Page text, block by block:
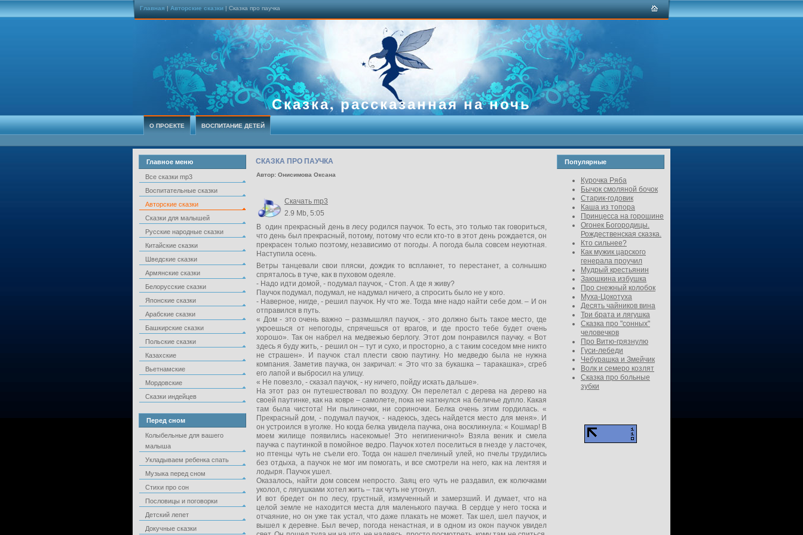
Главная | Авторские сказки | Сказка про паучка
Сказка, рассказанная на ночь
О ПРОЕКТЕ ВОСПИТАНИЕ ДЕТЕЙ
Главное меню
Все сказки mp3
Воспитательные сказки
Авторские сказки
Сказки для малышей
Русские народные сказки
Китайские сказки
Шведские сказки
Армянские сказки
Белорусские сказки
Японские сказки
Арабские сказки
Башкирские сказки
Польские сказки
Казахские
Вьетнамские
Мордовские
Сказки индейцев
Перед сном
Колыбельные для вашего
малыша
Укладываем ребенка спать
Музыка перед сном
Стихи про сон
Пословицы и поговорки
Детский лепет
Докучные сказки
СКАЗКА ПРО ПАУЧКА
Автор: Онисимова Оксана
Скачать mp3
2.9 Mb, 5:05
В один прекрасный день в лесу родился паучок. То есть, это только так говориться,
что день был прекрасный, потому, потому что если кто-то в этот день рождается, он
прекрасен только поэтому, независимо от погоды. А погода была совсем неуютная.
Наступила осень.
Ветры танцевали свои пляски, дождик то всплакнет, то перестанет, а солнышко
спряталось в туче, как в пуховом одеяле.
- Надо идти домой, - подумал паучок, - Стоп. А где я живу?
Паучок подумал, подумал, не надумал ничего, а спросить было не у кого.
- Наверное, нигде, - решил паучок. Ну что же. Тогда мне надо найти себе дом. – И он
отправился в путь.
« Дом - это очень важно – размышлял паучок, - это должно быть такое место, где
укроешься от непогоды, спрячешься от врагов, и где просто тебе будет очень
хорошо». Так он набрел на медвежью берлогу. Этот дом понравился паучку. « Вот
здесь я буду жить, - решил он – тут и сухо, и просторно, а с таким соседом мне никто
не страшен». И паучок стал плести свою паутину. Но медведю была не нужна
компания. Заметив паучка, он закричал: « Это что за букашка – таракашка», сгреб
его лапой и выбросил на улицу.
« Не повезло, - сказал паучок, - ну ничего, пойду искать дальше».
На этот раз он путешествовал по воздуху. Он перелетал с дерева на дерево на
своей паутинке, как на ковре – самолете, пока не наткнулся на беличье дупло. Какая
там была чистота! Ни пылиночки, ни сориночки. Белка очень этим гордилась. «
Прекрасный дом, - подумал паучок, - надеюсь, здесь найдется место для меня». И
он устроился в уголке. Но когда белка увидела паучка, она воскликнула: « Кошмар! В
моем жилище появились насекомые! Это негигиенично!» Взяла веник и смела
паучка с паутинкой в помойное ведро. Паучок хотел поселиться в гнезде у ласточек,
но птенцы чуть не съели его. Тогда он нашел пчелиный улей, но пчелы трудились
без отдыха, а паучок не мог им помогать, и все смотрели на него, как на лентяя и
лодыря. Паучок ушел.
Оказалось, найти дом совсем непросто. Заяц его чуть не раздавил, еж колючками
уколол, с лягушками хотел жить – так чуть не утонул.
И вот бредет он по лесу, грустный, измученный и замерзший. И думает, что на
целой земле не находится места для маленького паучка. В сердце у него тоска и
отчаяние, но он уже так устал, что даже плакать не может. Так шел, шел паучок, и
вышел к деревне. Был вечер, погода ненастная, и в одном из окон паучок увидел
Популярные
Курочка Ряба
Бычок смоляной бочок
Старик-годовик
Каша из топора
Принцесса на горошине
Огонек Богородицы.
Рождественская сказка.
Кто сильнее?
Как мужик царского
генерала проучил
Мудрый крестьянин
Заюшкина избушка
Про снежный колобок
Муха-Цокотуха
Десять чайников вина
Три брата и лягушка
Сказка про "сонных"
человечков
Про Витю-грязнулю
Гуси-лебеди
Чебурашка и Змейчик
Волк и семеро козлят
Сказка про больные
зубки